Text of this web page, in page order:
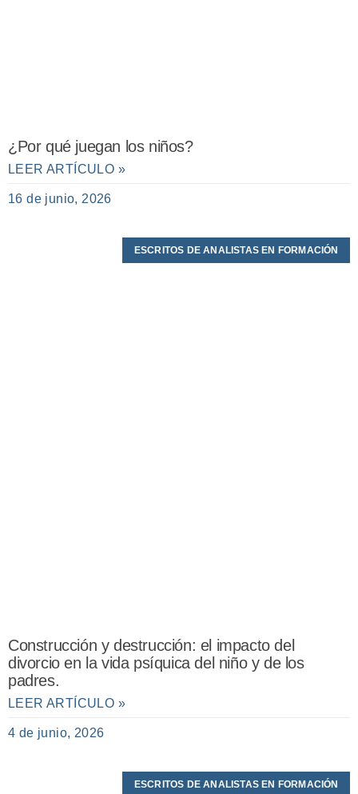
¿Por qué juegan los niños?
LEER ARTÍCULO »
16 de junio, 2026
ESCRITOS DE ANALISTAS EN FORMACIÓN
Construcción y destrucción: el impacto del
divorcio en la vida psíquica del niño y de los
padres.
LEER ARTÍCULO »
4 de junio, 2026
ESCRITOS DE ANALISTAS EN FORMACIÓN